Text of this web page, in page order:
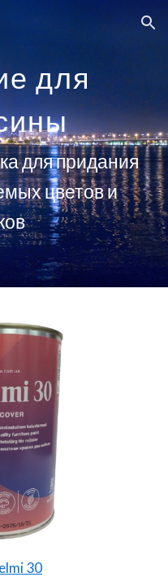
Skip to navigation
для
для придания
цветов и
30